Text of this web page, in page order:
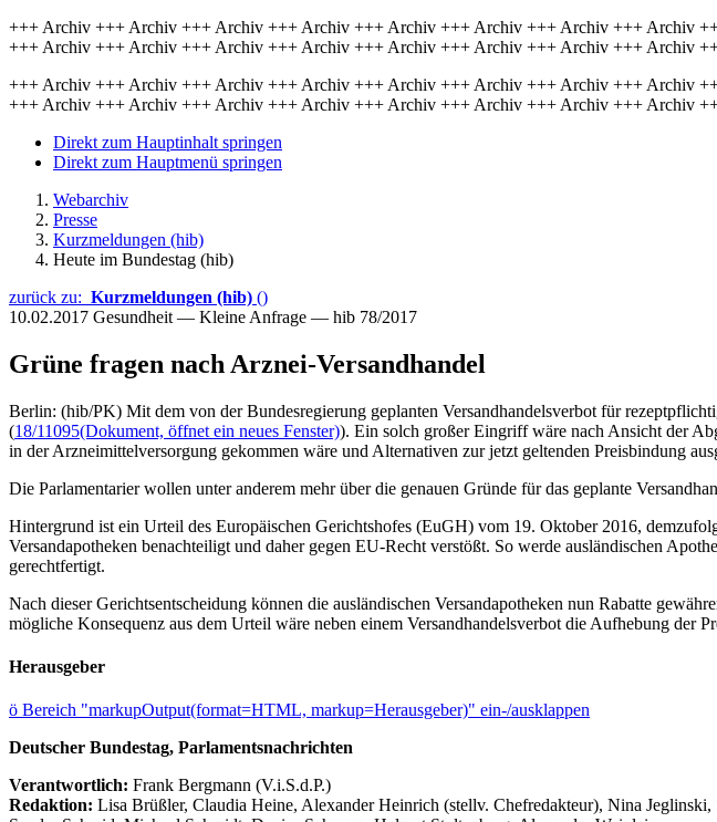
+++ Archiv +++ Archiv +++ Archiv +++ Archiv +++ Archiv +++ Archiv +++ Archiv +++ Archiv
+++ Archiv +++ Archiv +++ Archiv +++ Archiv +++ Archiv +++ Archiv +++ Archiv +++ Archiv
+++ Archiv +++ Archiv +++ Archiv +++ Archiv +++ Archiv +++ Archiv +++ Archiv +++ Archiv
+++ Archiv +++ Archiv +++ Archiv +++ Archiv +++ Archiv +++ Archiv +++ Archiv +++ Archiv
Direkt zum Hauptinhalt springen
Direkt zum Hauptmenü springen
Webarchiv
Presse
Kurzmeldungen (hib)
Heute im Bundestag (hib)
zurück zu: Kurzmeldungen (hib) ()
10.02.2017 Gesundheit — Kleine Anfrage — hib 78/2017
Grüne fragen nach Arznei-Versandhandel
Berlin: (hib/PK) Mit dem von der Bundesregierung geplanten Versandhandelsverbot für
(18/11095(Dokument, öffnet ein neues Fenster)). Ein solch großer Eingriff wäre nach Ansicht der
in der Arzneimittelversorgung gekommen wäre und Alternativen zur jetzt geltenden Preisbindung
Die Parlamentarier wollen unter anderem mehr über die genauen Gründe für das geplante
Hintergrund ist ein Urteil des Europäischen Gerichtshofes (EuGH) vom 19. Oktober 2016,
Versandapotheken benachteiligt und daher gegen EU-Recht verstößt. So werde ausländischen
gerechtfertigt.
Nach dieser Gerichtsentscheidung können die ausländischen Versandapotheken nun Rabatte
mögliche Konsequenz aus dem Urteil wäre neben einem Versandhandelsverbot die Aufhebung der
Herausgeber
ö Bereich "markupOutput(format=HTML, markup=Herausgeber)" ein-/ausklappen
Deutscher Bundestag, Parlamentsnachrichten
Verantwortlich: Frank Bergmann (V.i.S.d.P.)
Redaktion: Lisa Brüßler, Claudia Heine, Alexander Heinrich (stellv. Chefredakteur), Nina Jeglinski,